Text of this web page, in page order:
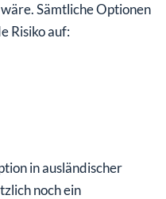
Sämtliche Optionen
Risiko auf:
in ausländischer
noch ein